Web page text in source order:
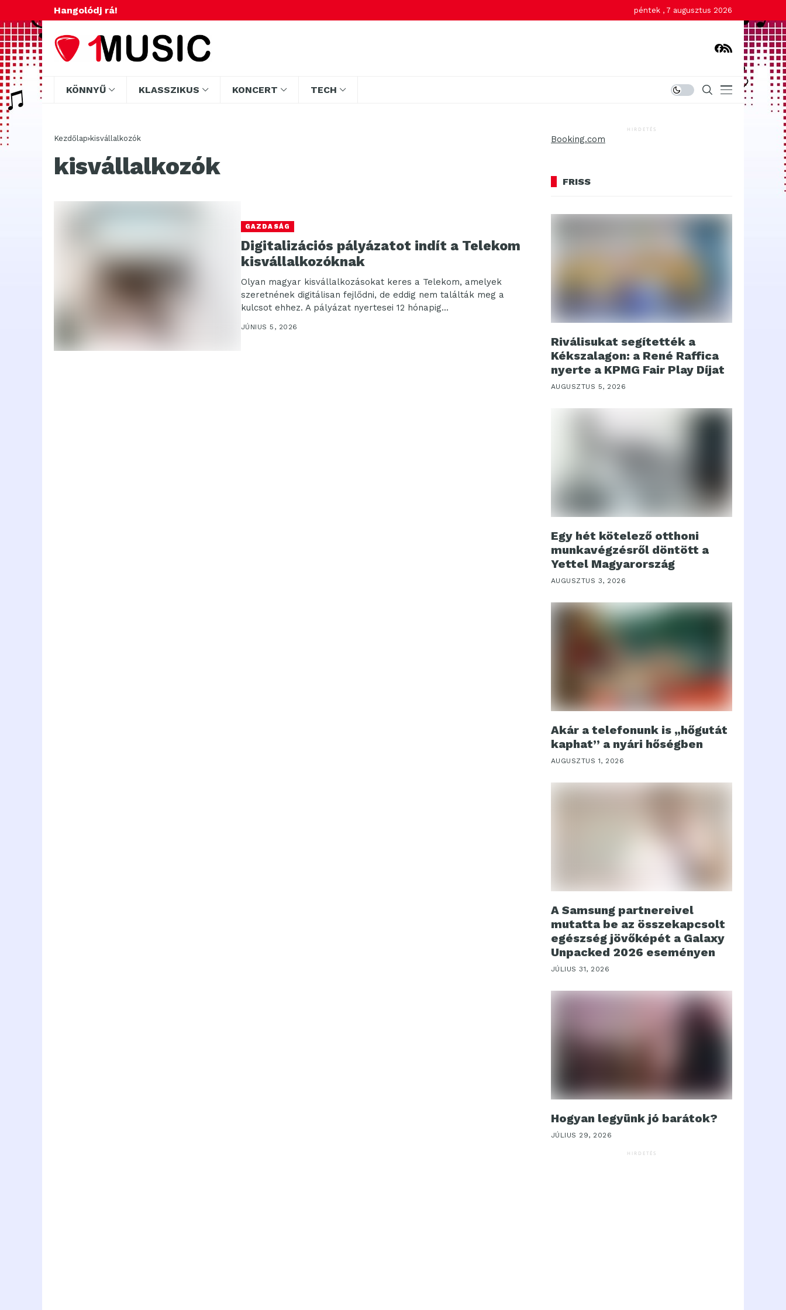
Hangolódj rá! péntek , 7 augusztus 2026
KÖNNYŰ KLASSZIKUS KONCERT TECH
Kezdőlap kisvállalkozók
kisvállalkozók
GAZDASÁG
Digitalizációs pályázatot indít a Telekom
kisvállalkozóknak
Olyan magyar kisvállalkozásokat keres a Telekom, amelyek
szeretnének digitálisan fejlődni, de eddig nem találták meg a
kulcsot ehhez. A pályázat nyertesei 12 hónapig...
JÚNIUS 5, 2026
HIRDETÉS
Booking.com
FRISS
Riválisukat segítették a
Kékszalagon: a René Raffica
nyerte a KPMG Fair Play Díjat
AUGUSZTUS 5, 2026
Egy hét kötelező otthoni
munkavégzésről döntött a
Yettel Magyarország
AUGUSZTUS 3, 2026
Akár a telefonunk is „hőgutát
kaphat” a nyári hőségben
AUGUSZTUS 1, 2026
A Samsung partnereivel
mutatta be az összekapcsolt
egészség jövőképét a Galaxy
Unpacked 2026 eseményen
JÚLIUS 31, 2026
Hogyan legyünk jó barátok?
JÚLIUS 29, 2026
HIRDETÉS